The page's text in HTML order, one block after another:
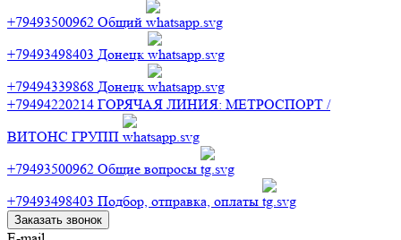
+79493500962 Общий
+79493498403 Донецк
+79494339868 Донецк
+79494220214 ГОРЯЧАЯ ЛИНИЯ: МЕТРОСПОРТ /
ВИТОНС ГРУПП
+79493500962 Общие вопросы
+79493498403 Подбор, отправка, оплаты
Заказать звонок